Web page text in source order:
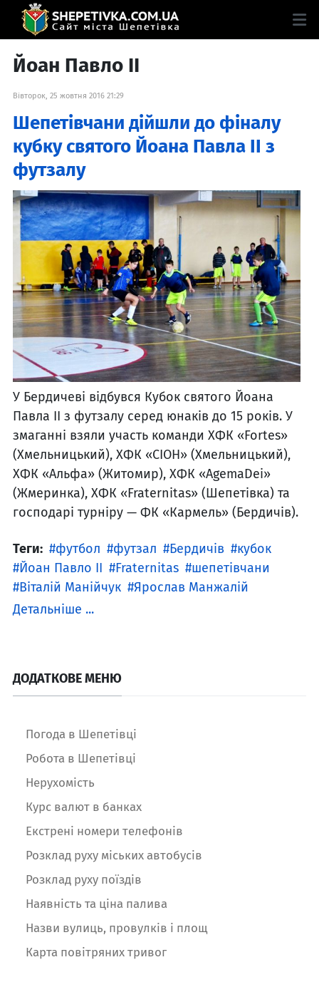
Йоан Павло ІІ
Вівторок, 25 жовтня 2016 21:29
Шепетівчани дійшли до фіналу
кубку cвятого Йоана Павла ІІ з
футзалу
У Бердичеві відбувся Кубок cвятого Йоана
Павла ІІ з футзалу серед юнаків до 15 років. У
змаганні взяли участь команди ХФК «Fortes»
(Хмельницький), ХФК «СІОН» (Хмельницький),
ХФК «Альфа» (Житомир), ХФК «AgemaDei»
(Жмеринка), ХФК «Fraternitas» (Шепетівка) та
господарі турніру — ФК «Кармель» (Бердичів).
Теги: футбол футзал Бердичів
кубок
Йоан Павло ІІ
Fraternitas
шепетівчани
Віталій Манійчук
Ярослав Манжалій
Детальніше ...
ДОДАТКОВЕ МЕНЮ
Погода в Шепетівці
Робота в Шепетівці
Нерухомість
Курс валют в банках
Екстрені номери телефонів
Розклад руху міських автобусів
Розклад руху поїздів
Наявність та ціна палива
Назви вулиць, провулків і площ
Карта повітряних тривог